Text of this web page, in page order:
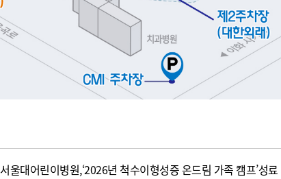
서울대어린이병원,‘2026년 척수이형성증 온드림 가족 캠프’성료